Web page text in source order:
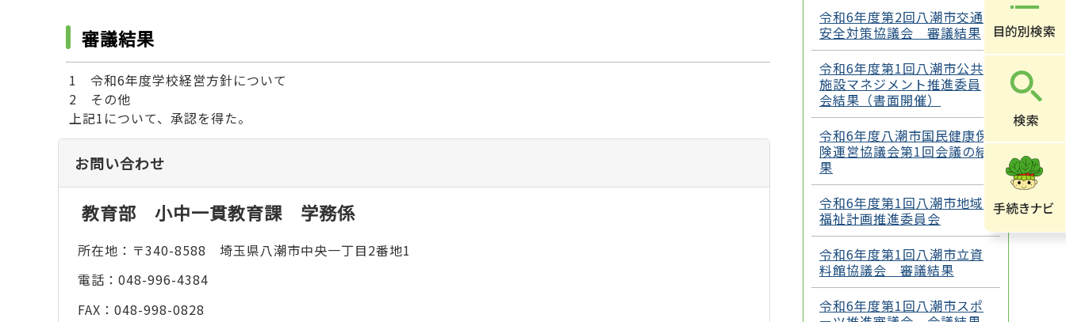
審議結果
1 令和6年度学校経営方針について
2 その他
上記1について、承認を得た。
お問い合わせ
教育部 小中一貫教育課 学務係
所在地：〒340-8588 埼玉県八潮市中央一丁目2番地1
電話：048-996-4384
FAX：048-998-0828
令和6年度第2回八潮市交通
安全対策協議会 審議結果
令和6年度第1回八潮市公共
施設マネジメント推進委員
会結果（書面開催）
令和6年度八潮市国民健康保
険運営協議会第1回会議の結
果
令和6年度第1回八潮市地域
福祉計画推進委員会
令和6年度第1回八潮市立資
料館協議会 審議結果
令和6年度第1回八潮市スポ